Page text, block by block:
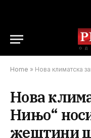
Home » Нова климатска
Нова
Нињо“
жештини